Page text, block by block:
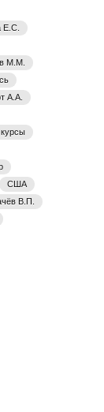
Е.С.
М.М.
А.А.
США
В.П.